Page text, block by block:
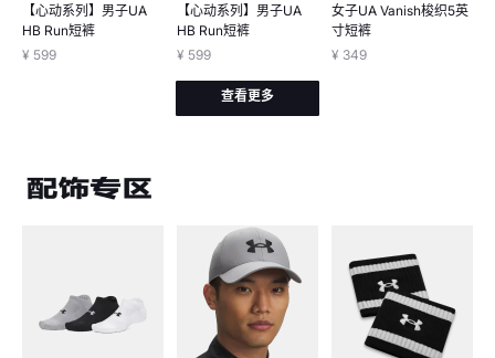
【心动系列】男子UA
HB Run短裤
¥ 599
【心动系列】男子UA
HB Run短裤
¥ 599
女子UA Vanish梭织5英
寸短裤
¥ 349
查看更多